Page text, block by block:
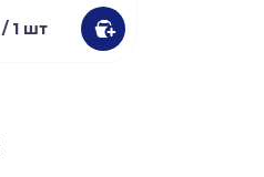
/ 1 шт